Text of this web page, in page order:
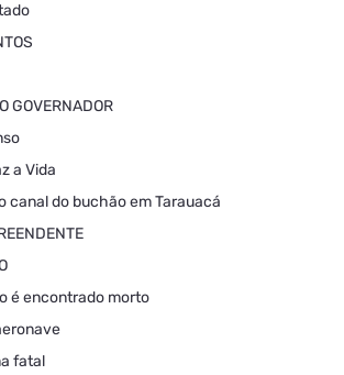
GOVERNADOR
a Vida
canal do buchão em Tarauacá
é encontrado morto
fatal